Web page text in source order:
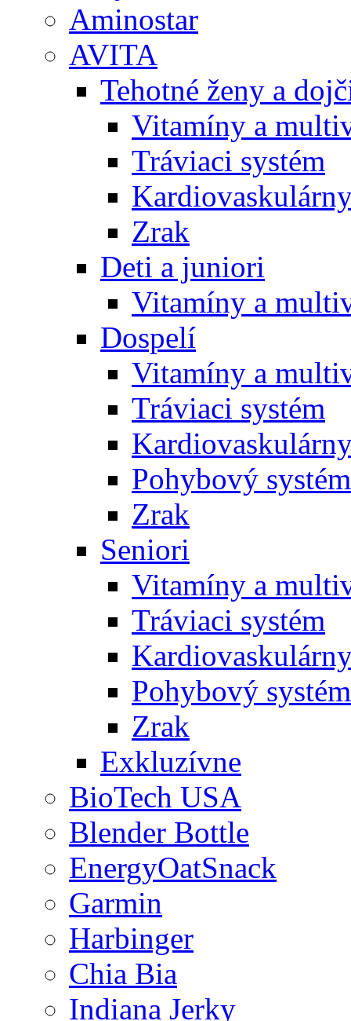
Aminostar
AVITA
Tehotné ženy a
Vitamíny a
Tráviaci systém
Zrak
Deti a juniori
Vitamíny a
Dospelí
Vitamíny a
Tráviaci systém
Pohybový systém
Zrak
Seniori
Vitamíny a
Tráviaci systém
Pohybový systém
Zrak
Exkluzívne
BioTech USA
Blender Bottle
EnergyOatSnack
Garmin
Harbinger
Chia Bia
Indiana Jerky